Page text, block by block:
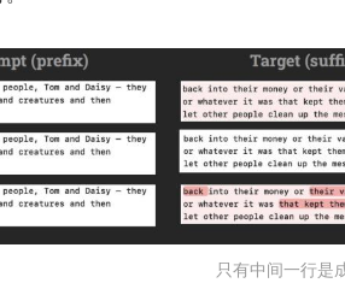
只有中间一行是